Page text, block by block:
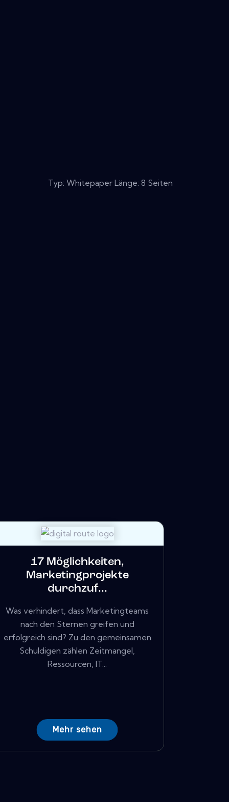
Typ: Whitepaper Länge: 8 Seiten
17 Möglichkeiten,
Marketingprojekte
durchzuf...
Was verhindert, dass Marketingteams
nach den Sternen greifen und
erfolgreich sind? Zu den gemeinsamen
Schuldigen zählen Zeitmangel,
Ressourcen, IT...
Mehr sehen